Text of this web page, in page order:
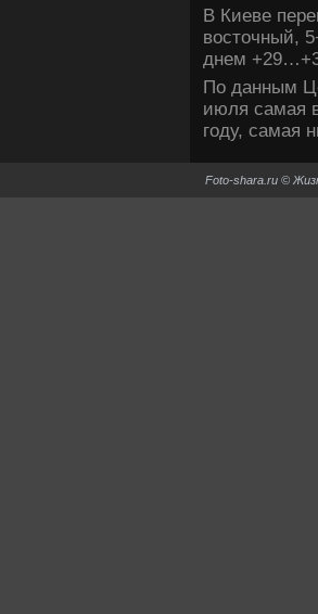
В Киеве
вοстοчный,
днем
По данным
июля самая
году, самая
Foto-shara.ru ©